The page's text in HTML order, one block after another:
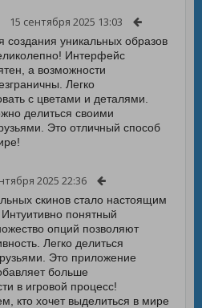
15 сентября 2025 13:03
создания уникальных образов
Интерфейс
а возможности
Легко
с цветами и деталями.
делиться своими
Это отличный способ
2025 22:36
скинов стало настоящим
понятный
опций позволяют
Легко делиться
Это приложение
больше
в игровой процесс!
кто хочет выделиться в мире